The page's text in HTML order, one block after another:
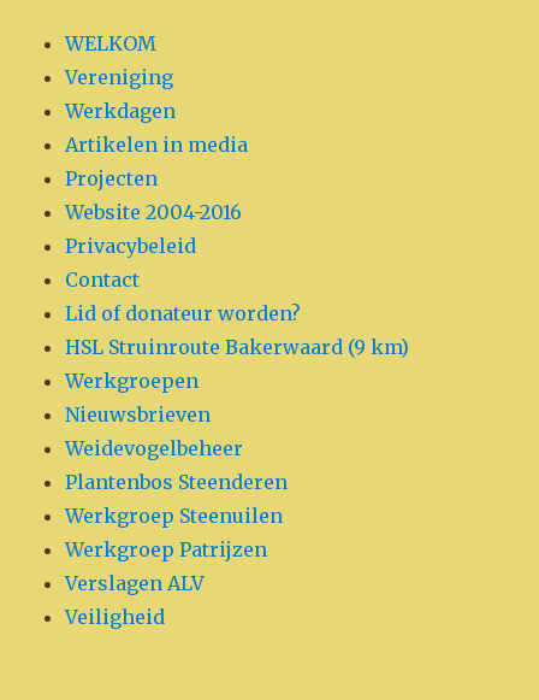
WELKOM
Vereniging
Werkdagen
Artikelen in media
Projecten
Website 2004-2016
Privacybeleid
Contact
Lid of donateur worden?
HSL Struinroute Bakerwaard (9 km)
Werkgroepen
Nieuwsbrieven
Weidevogelbeheer
Plantenbos Steenderen
Werkgroep Steenuilen
Werkgroep Patrijzen
Verslagen ALV
Veiligheid